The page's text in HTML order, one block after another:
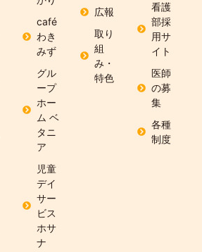
café
わき
みず
グル
ープ
ホー
ム ベ
タニ
ア
児童
デイ
サー
ビス
ホサ
ナ
広報
取り
組
み・
特色
看護
部採
用サ
イト
医師
の募
集
各種
制度